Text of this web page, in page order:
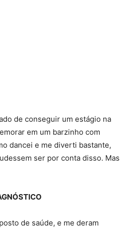
de conseguir um estágio na
em um barzinho com
dancei e me diverti bastante,
ser por conta disso. Mas
de saúde, e me deram